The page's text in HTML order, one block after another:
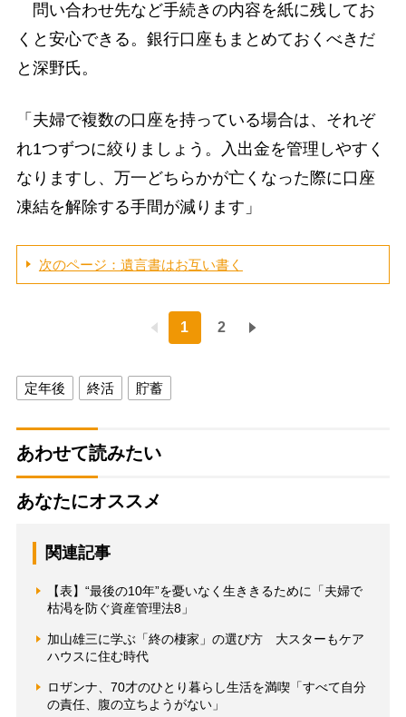
問い合わせ先など手続きの内容を紙に残してお
くと安心できる。銀行口座もまとめておくべきだ
と深野氏。
「夫婦で複数の口座を持っている場合は、それぞ
れ1つずつに絞りましょう。入出金を管理しやすく
なりますし、万一どちらかが亡くなった際に口座
凍結を解除する手間が減ります」
次のページ：遺言書はお互い書く
1 2
定年後 終活 貯蓄
あわせて読みたい
あなたにオススメ
関連記事
【表】“最後の10年”を憂いなく生ききるために「夫婦で
枯渇を防ぐ資産管理法8」
加山雄三に学ぶ「終の棲家」の選び方 大スターもケア
ハウスに住む時代
ロザンナ、70才のひとり暮らし生活を満喫「すべて自分
の責任、腹の立ちようがない」